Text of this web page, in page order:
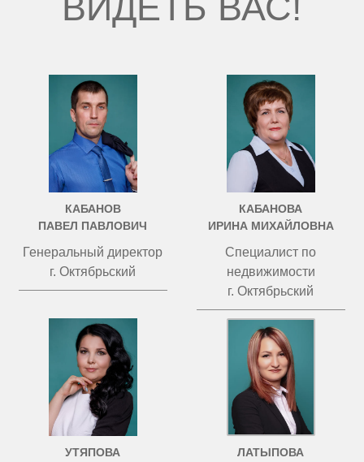
КАБАНОВ
ПАВЕЛ ПАВЛОВИЧ
Генеральный директор
г. Октябрьский
КАБАНОВА
ИРИНА МИХАЙЛОВНА
Специалист по
недвижимости
г. Октябрьский
УТЯПОВА
ЛАТЫПОВА